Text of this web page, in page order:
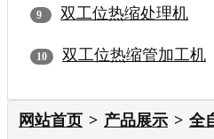
双工位热缩处理机
双工位热缩管加工机
网站首页 产品展示 全